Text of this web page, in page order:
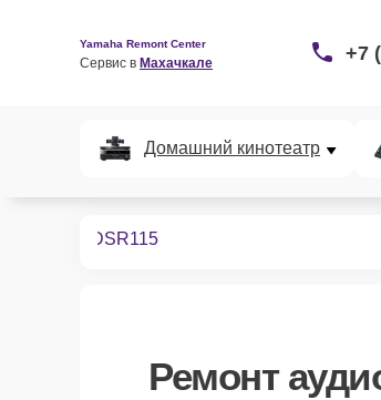
Yamaha Remont Center
Сервис в Махачкале +7
Домашний кинотеатр
DSR115
Ремонт